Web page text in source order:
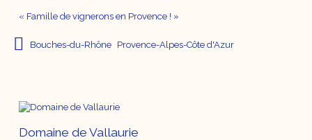
« Famille de vignerons en Provence ! »
Bouches-du-Rhône Provence-Alpes-Côte d'Azur
Domaine de Vallaurie